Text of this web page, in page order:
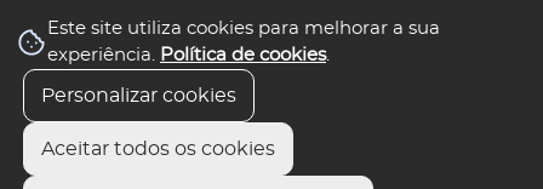
Este site utiliza cookies para melhorar a sua
experiência. Política de cookies.
Personalizar cookies
Aceitar todos os cookies